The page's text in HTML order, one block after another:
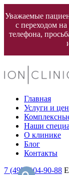
Уважаемые
с переходом
телефона,
Главная
Услуги и
Наши
О клинике
Блог
Контакты
7 (495) 104-90-88